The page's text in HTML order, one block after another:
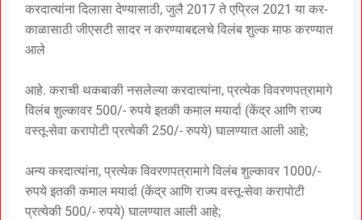
करदात्यांना दिलासा देण्यासाठी, जुलै 2017 ते एप्रिल 2021 या कर-
काळासाठी जीएसटी सादर न करण्याबद्दलचे विलंब शुल्क माफ करण्यात
आले
आहे. कराची थकबाकी नसलेल्या करदात्यांना, प्रत्येक विवरणपत्रामागे
विलंब शुल्कावर 500/- रुपये इतकी कमाल मयार्दा (केंद्र आणि राज्य
वस्तू-सेवा करापोटी प्रत्येकी 250/- रुपये) घालण्यात आली आहे;
अन्य करदात्यांना, प्रत्येक विवरणपत्रामागे विलंब शुल्कावर 1000/-
रुपये इतकी कमाल मयार्दा (केंद्र आणि राज्य वस्तू-सेवा करापोटी
प्रत्येकी 500/- रुपये) घालण्यात आली आहे;